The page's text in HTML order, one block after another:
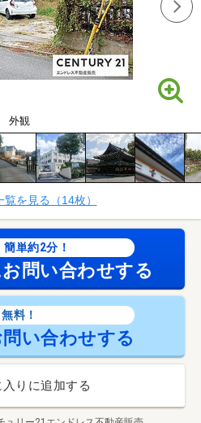
外観
を見る（14枚）
簡単約2分！
問い合わせする
無料！
い合わせする
りに追加する